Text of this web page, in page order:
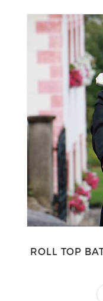
ROLL TOP